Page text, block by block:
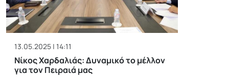
13.05.2025 | 14:11
Νίκος Χαρδαλιάς: Δυναμικό το μέλλον
για τον Πειραιά μας